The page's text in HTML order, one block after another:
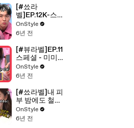
이템 총 출동
[#쑈라
벨]EP.12K-스
피커로 함께하
는 쑈라벨 음악
OnStyle
6년 전
[#뷰라벨]EP.11
스페셜 - 미미
쌩눈(?)으로 열
정 리뷰! 뷰라
카라 TOP8 찐
리뷰 ☆이벤트
있음☆
OnStyle
6년 전
[#쑈라벨]내 피
부 밤에도 철통
보안!HOXY,피
부 장벽을 지키
OnStyle
6년 전